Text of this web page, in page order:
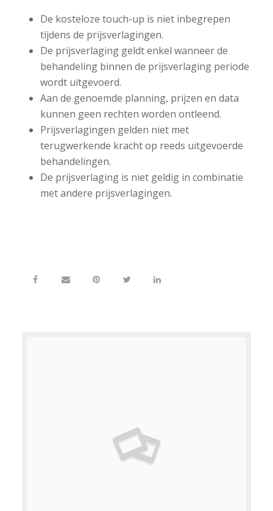
De kosteloze touch-up is niet inbegrepen
tijdens de prijsverlagingen.
De prijsverlaging geldt enkel wanneer de
behandeling binnen de prijsverlaging periode
wordt uitgevoerd.
Aan de genoemde planning, prijzen en data
kunnen geen rechten worden ontleend.
Prijsverlagingen gelden niet met
terugwerkende kracht op reeds uitgevoerde
behandelingen.
De prijsverlaging is niet geldig in combinatie
met andere prijsverlagingen.